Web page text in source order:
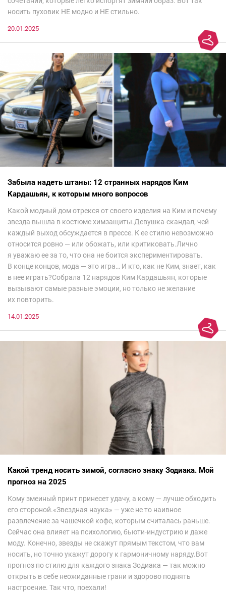
носить пуховик НЕ модно и НЕ стильно.
20.01.2025
Забыла надеть штаны: 12 странных нарядов Ким
Кардашьян, к которым много вопросов
Какой модный дом отрекся от своего изделия на Ким и почему
звезда вышла в костюме химзащиты.Девушка-скандал, чей
каждый выход обсуждается в прессе. К ее стилю невозможно
относится ровно — или обожать, или критиковать.Лично
я уважаю ее за то, что она не боится экспериментировать.
В конце концов, мода — это игра… И кто, как не Ким, знает, как
в нее играть?Собрала 12 нарядов Ким Кардашьян, которые
вызывают самые разные эмоции, но только не желание
их повторить.
14.01.2025
Какой тренд носить зимой, согласно знаку Зодиака. Мой
прогноз на 2025
Кому змеиный принт принесет удачу, а кому — лучше обходить
его стороной.«Звездная наука» — уже не то наивное
развлечение за чашечкой кофе, которым считалась раньше.
Сейчас она влияет на психологию, бьюти-индустрию и даже
моду. Конечно, звезды не скажут прямым текстом, что вам
носить, но точно укажут дорогу к гармоничному наряду.Вот
прогноз по стилю для каждого знака Зодиака — так можно
открыть в себе неожиданные грани и здорово поднять
настроение. Так что, поехали!